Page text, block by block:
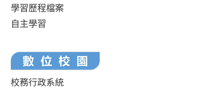
學習歷程檔案
自主學習
校務行政系統